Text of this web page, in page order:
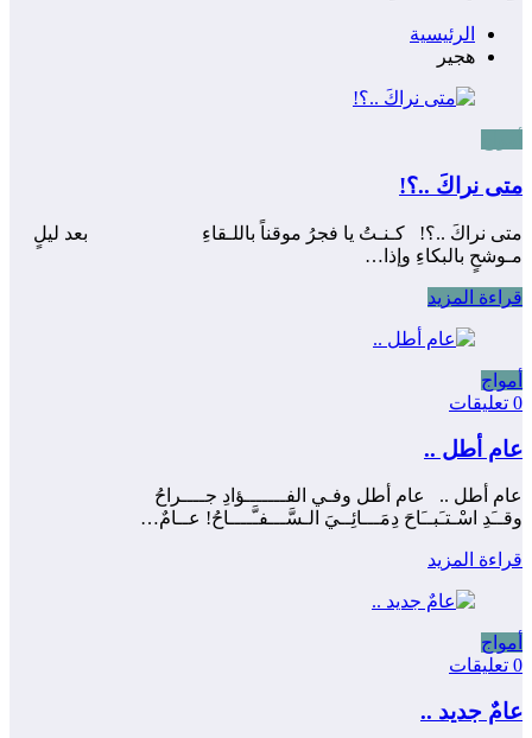
الرئيسية
هجير
متى نراكَ ..؟!
متى نراكَ ..؟! كـنـتُ يا فجرُ موقناً باللـقاءِ بعد ليلٍ
مـوشحٍ بالبكاءِ وإذا…
قراءة المزيد
أمواج
0 تعليقات
عام أطل ..
عام أطل .. عام أطل وفـي الفـــــــؤادِ جــــراحُ
وقــَدِ اسْـتـَبــَاحَ دِمَـــائِــيَ الـسَّـــفـَّــــاحُ! عــامٌ…
قراءة المزيد
أمواج
0 تعليقات
عامٌ جديد ..